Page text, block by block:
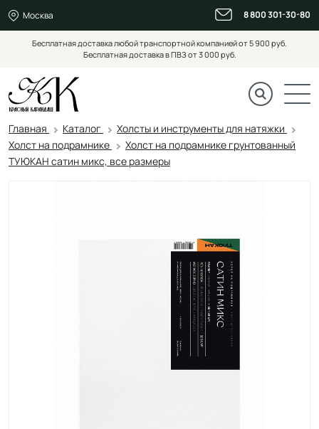
Москва 8 800 301-30-80
Бесплатная доставка любой транспортной компанией от 5 900 руб.
Бесплатная доставка в ПВЗ от 3 000 руб.
Главная Каталог
Холсты и инструменты для натяжки
Холст на подрамнике
Холст на подрамнике грунтованный
ТУЮКАН сатин микс, все размеры